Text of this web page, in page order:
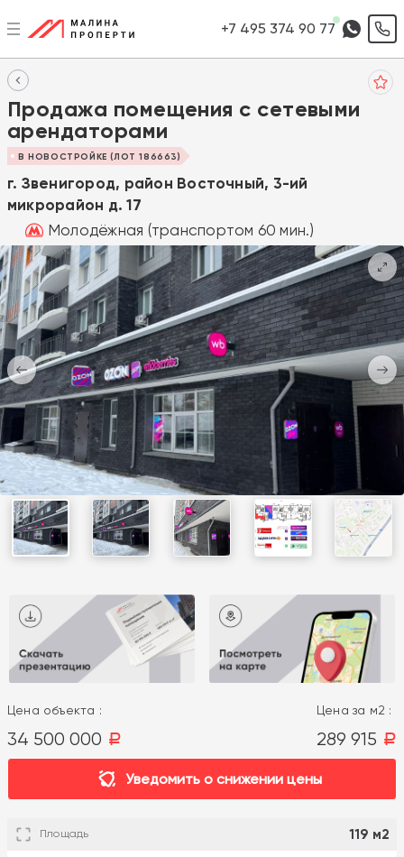
+7 495 374 90 77
Продажа помещения с сетевыми
арендаторами
В НОВОСТРОЙКЕ (ЛОТ 186663)
г. Звенигород, район Восточный, 3-ий
микрорайон д. 17
Молодёжная (транспортом 60 мин.)
Цена объекта :
34 500 000 a
Цена за м2 :
289 915 a
Уведомить о снижении цены
Площадь 119 м2